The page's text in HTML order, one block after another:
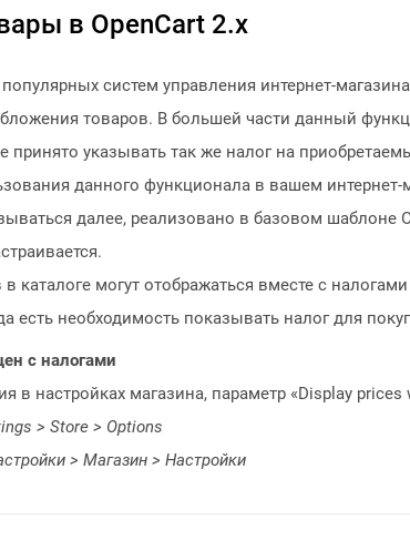
в OpenCart 2.x
популярных систем управления интернет-
товаров. В большей части данный
принято указывать так же налог на
данного функционала в вашем интернет-
далее, реализовано в базовом шаблоне
каталоге могут отображаться вместе с
есть необходимость показывать налог для
с налогами
в настройках магазина, параметр «Display prices
> Store > Options
> Магазин > Настройки